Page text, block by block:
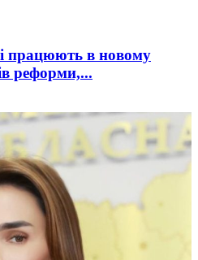
працюють в новому
реформи,...